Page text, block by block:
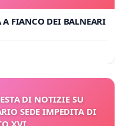
FIANCO DEI BALNEARI
DI NOTIZIE SU
SEDE IMPEDITA DI